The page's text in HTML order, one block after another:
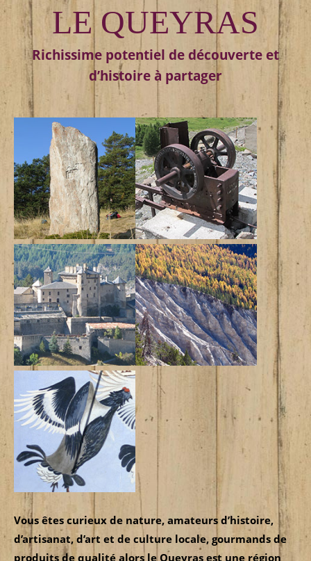
LE QUEYRAS
Richissime potentiel de découverte et
d’histoire à partager
Vous êtes curieux de nature, amateurs d’histoire,
d’artisanat, d’art et de culture locale, gourmands de
produits de qualité alors le Queyras est une région